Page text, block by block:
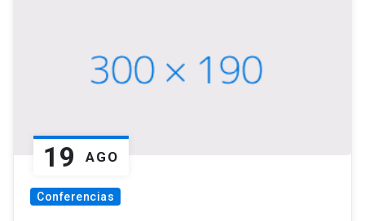
19 AGO
Conferencias